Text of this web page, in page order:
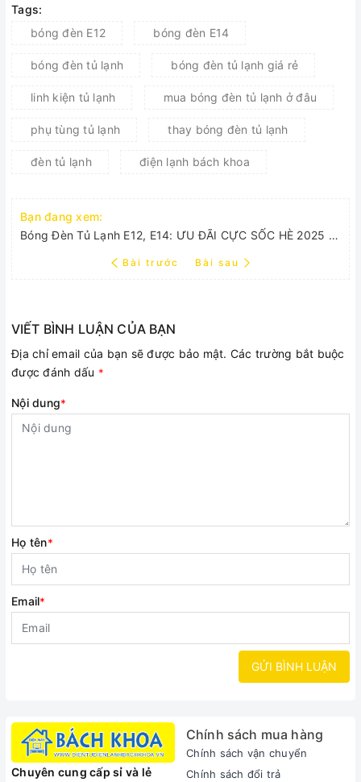
Tags:
bóng đèn E12
bóng đèn E14
bóng đèn tủ lạnh bóng đèn tủ lạnh giá rẻ
linh kiện tủ lạnh mua bóng đèn tủ lạnh ở đâu
phụ tùng tủ lạnh thay bóng đèn tủ lạnh
đèn tủ lạnh điện lạnh bách khoa
Bạn đang xem:
Bóng Đèn Tủ Lạnh E12, E14: ƯU ĐÃI CỰC SỐC HÈ 2025 Tại Điện Lạnh Bách Khoa
Bài trước Bài sau
VIẾT BÌNH LUẬN CỦA BẠN
Địa chỉ email của bạn sẽ được bảo mật. Các trường bắt buộc
được đánh dấu *
Nội dung*
Họ tên*
Email*
GỬI BÌNH LUẬN
Chuyên cung cấp sỉ và lẻ
Chính sách mua hàng
Chính sách vận chuyển
Chính sách đổi trả